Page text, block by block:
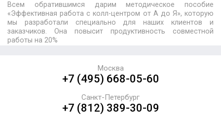
Всем обратившимся дарим методическое пособие
«Эффективная работа с колл-центром от А до Я», которую
мы разработали специально для наших клиентов и
заказчиков. Она повысит продуктивность совместной
работы на 20%
+7 (495) 668-05-60
Москва
+7 (812) 389-30-09
Санкт-Петербург